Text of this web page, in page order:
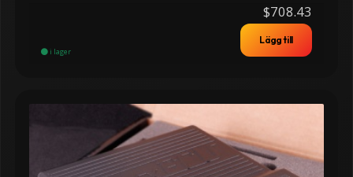
$708.43
i lager
Lägg till